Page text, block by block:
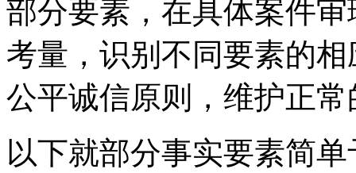
部分要素，在具体案件
考量，识别不同要素的
公平诚信原则，维护正
以下就部分事实要素简